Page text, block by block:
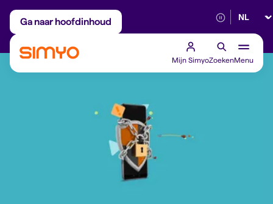
Ga naar hoofdinhoud
Maandelijks aanpasbaar Betrouwbaar
Mijn SimyoZoekenMenu